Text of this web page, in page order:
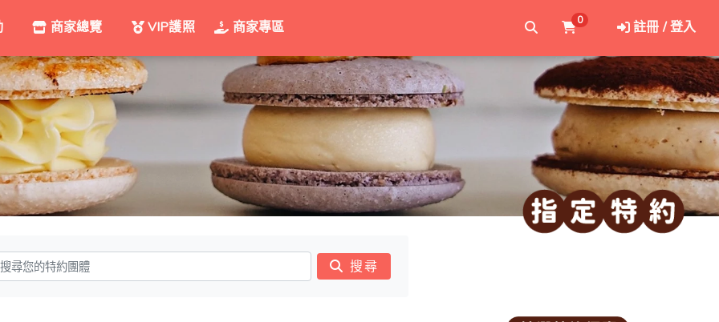
商家總覽 VIP護照 商家專區 0 註冊 / 登入
搜尋